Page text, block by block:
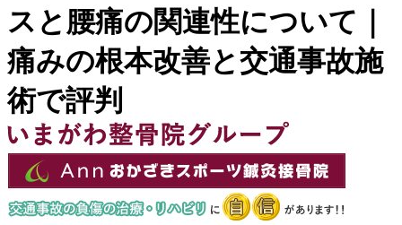
スと腰痛の関連性について｜
痛みの根本改善と交通事故施
術で評判